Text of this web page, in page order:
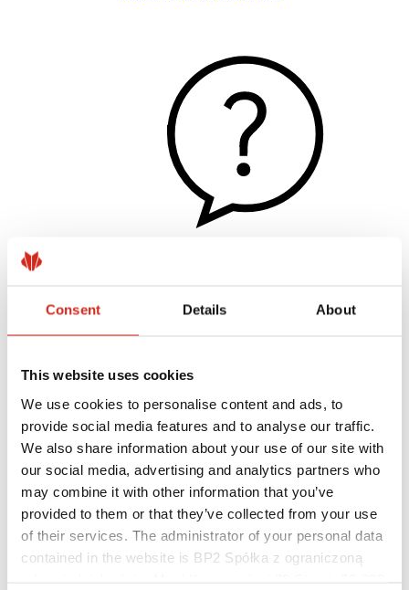
Consent Details About
This website uses cookies
We use cookies to personalise content and ads, to
provide social media features and to analyse our traffic.
We also share information about your use of our site with
our social media, advertising and analytics partners who
may combine it with other information that you’ve
provided to them or that they’ve collected from your use
of their services. The administrator of your personal data
contained in the website is BP2 Spółka z ograniczoną
Nátery, farby a záruky
Realizácie a inšpirácie
Nájsť zhotoviteľa
Pre profesionálov